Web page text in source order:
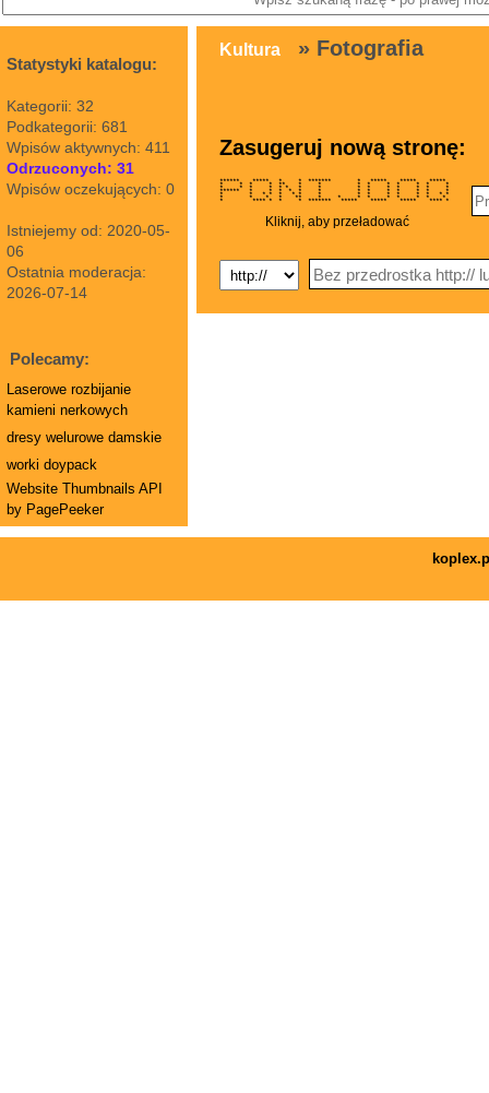
Statystyki katalogu:
Kategorii: 32
Podkategorii: 681
Wpisów aktywnych: 411
Odrzuconych: 31
Wpisów oczekujących: 0
Istniejemy od: 2020-05-
06
Ostatnia moderacja:
2026-07-14
Polecamy:
Laserowe rozbijanie
kamieni nerkowych
dresy welurowe damskie
worki doypack
Website Thumbnails API
by PagePeeker
Kultura » Fotografia
Zasugeruj nową stronę:
****** ***** * * ******* * ***** ***** *****
* * * * ** * * * * * * * * *
* * * * * * * * * * * * * * *
****** * * * * * * * * * * * * *
* * * * * * * * * * * * * * * *
* * * * ** * * * * * * * * *
* **** * * * ******* ***** ***** ***** **** *
Kliknij, aby przeładować